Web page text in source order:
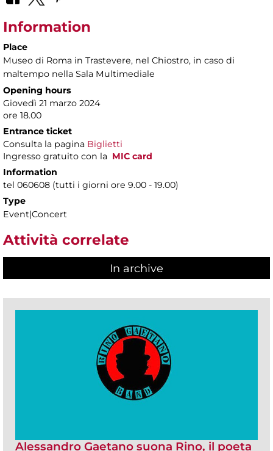
Information
Place
Museo di Roma in Trastevere, nel Chiostro, in caso di
maltempo nella Sala Multimediale
Opening hours
Giovedì 21 marzo 2024
ore 18.00
Entrance ticket
Consulta la pagina Biglietti
Ingresso gratuito con la MIC card
Information
tel 060608 (tutti i giorni ore 9.00 - 19.00)
Type
Event|Concert
Attività correlate
In archive
Alessandro Gaetano suona Rino, il poeta